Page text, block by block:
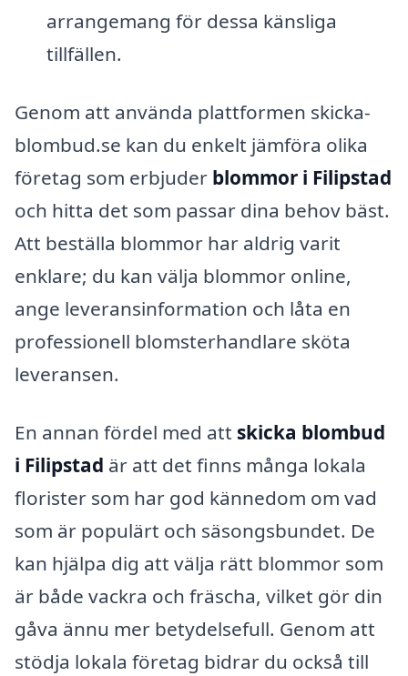
arrangemang för dessa känsliga
tillfällen.
Genom att använda plattformen skicka-
blombud.se kan du enkelt jämföra olika
företag som erbjuder blommor i Filipstad
och hitta det som passar dina behov bäst.
Att beställa blommor har aldrig varit
enklare; du kan välja blommor online,
ange leveransinformation och låta en
professionell blomsterhandlare sköta
leveransen.
En annan fördel med att skicka blombud
i Filipstad är att det finns många lokala
florister som har god kännedom om vad
som är populärt och säsongsbundet. De
kan hjälpa dig att välja rätt blommor som
är både vackra och fräscha, vilket gör din
gåva ännu mer betydelsefull. Genom att
stödja lokala företag bidrar du också till